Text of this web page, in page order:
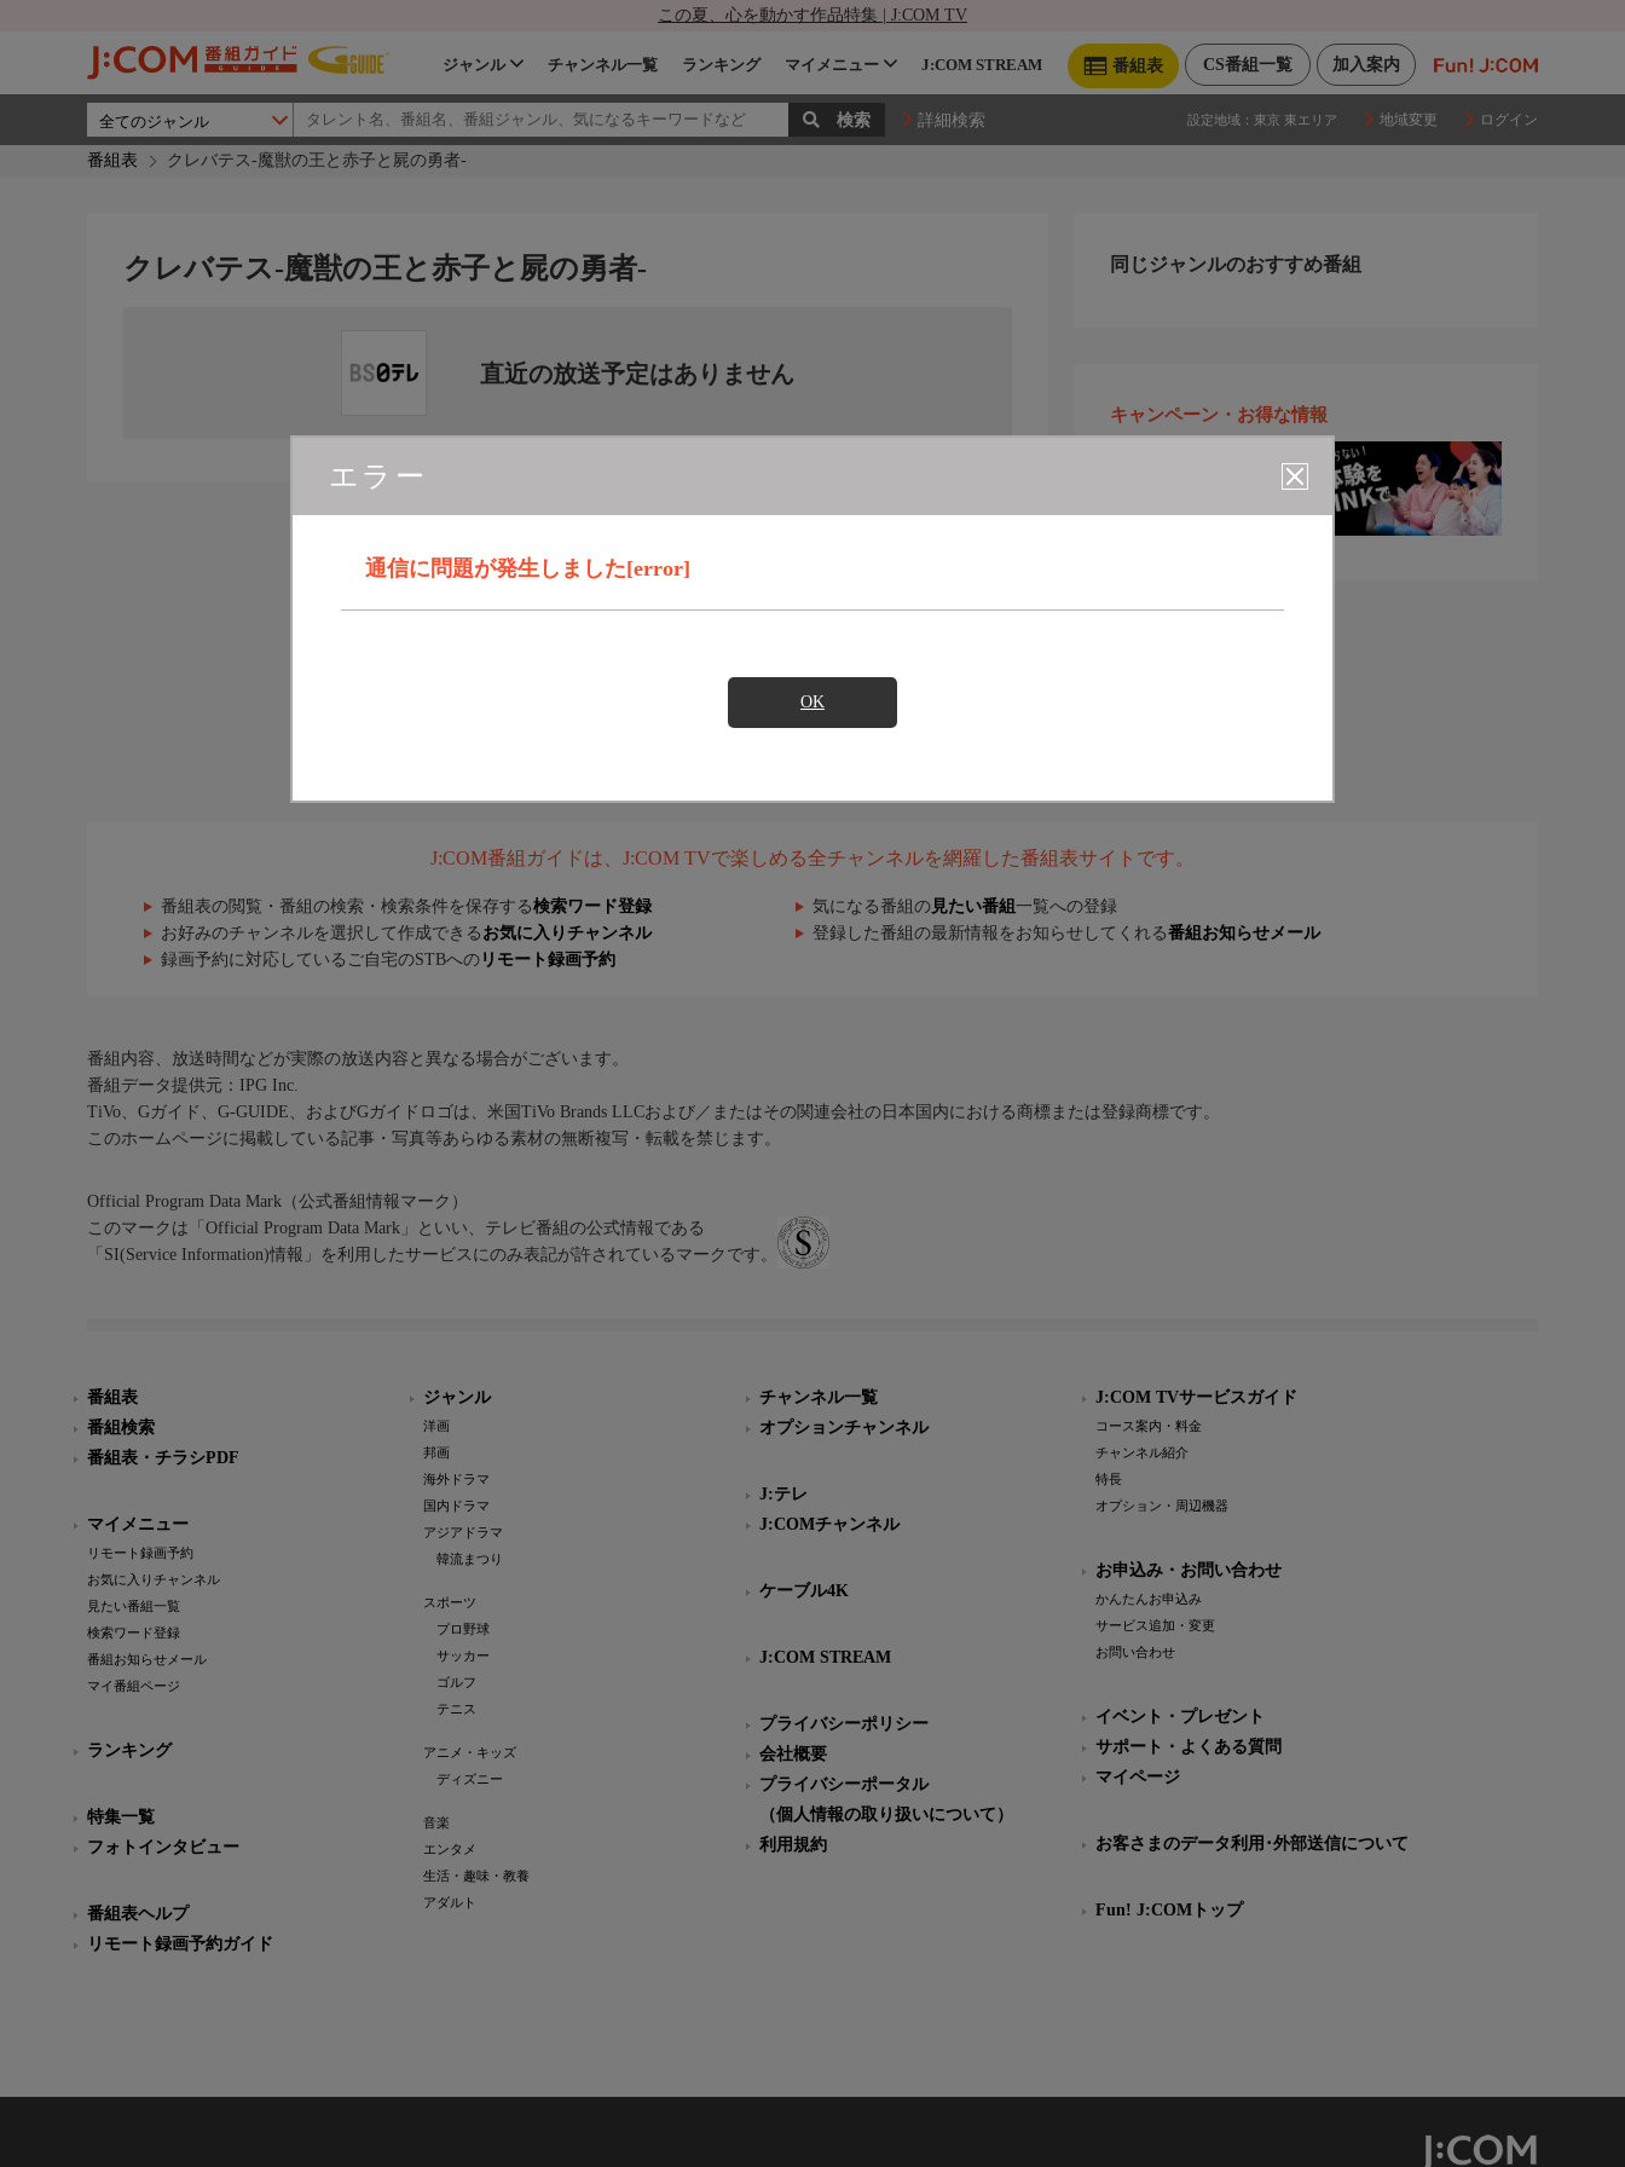
この夏、心を動かす作品特集 | J:COM TV
加入案内
CS番組一覧
番組表
ジャンル チャンネル一覧 ランキング マイメニュー J:COM STREAM
詳細検索 設定地域： 東京 東エリア 地域変更 ログイン
番組表 クレバテス-魔獣の王と赤子と屍の勇者-
エラー
通信に問題が発生しました[error]
OK
クレバテス-魔獣の王と赤子と屍の勇者-
直近の放送予定はありません
同じジャンルのおすすめ番組
キャンペーン・お得な情報
J:COM番組ガイドは、J:COM TVで楽しめる全チャンネルを網羅した番組表サイトです。
番組表の閲覧・番組の検索・検索条件を保存する検索ワード登録 気になる番組の 見たい番組 一覧への登録
お好みのチャンネルを選択して作成できる お気に入りチャンネル 登録した番組の最新情報をお知らせしてくれる番組お知らせメール
録画予約に対応しているご自宅のSTBへの リモート録画予約
番組内容、放送時間などが実際の放送内容と異なる場合がございます。
番組データ提供元：IPG Inc.
TiVo、Gガイド、G-GUIDE、およびGガイドロゴは、米国TiVo Brands LLCおよび／またはその関連会社の日本国内における商標または登録商標です。
このホームページに掲載している記事・写真等あらゆる素材の無断複写・転載を禁じます。
Official Program Data Mark（公式番組情報マーク）
このマークは「Official Program Data Mark」といい、テレビ番組の公式情報である
「SI(Service Information)情報」を利用したサービスにのみ表記が許されているマークです。
番組表
番組検索
番組表・チラシPDF
マイメニュー
リモート録画予約
お気に入りチャンネル
見たい番組一覧
検索ワード登録
番組お知らせメール
マイ番組ページ
ランキング
特集一覧
フォトインタビュー
番組表ヘルプ
リモート録画予約ガイド
ジャンル
洋画
邦画
海外ドラマ
国内ドラマ
アジアドラマ
韓流まつり
スポーツ
プロ野球
サッカー
ゴルフ
テニス
アニメ・キッズ
ディズニー
音楽
エンタメ
生活・趣味・教養
アダルト
チャンネル一覧
オプションチャンネル
J:テレ
J:COMチャンネル
ケーブル4K
J:COM STREAM
プライバシーポリシー
会社概要
プライバシーポータル
（個人情報の取り扱いについて）
利用規約
J:COM TVサービスガイド
コース案内・料金
チャンネル紹介
特長
オプション・周辺機器
お申込み・お問い合わせ
かんたんお申込み
サービス追加・変更
お問い合わせ
イベント・プレゼント
サポート・よくある質問
マイページ
お客さまのデータ利用･外部送信について
Fun! J:COMトップ